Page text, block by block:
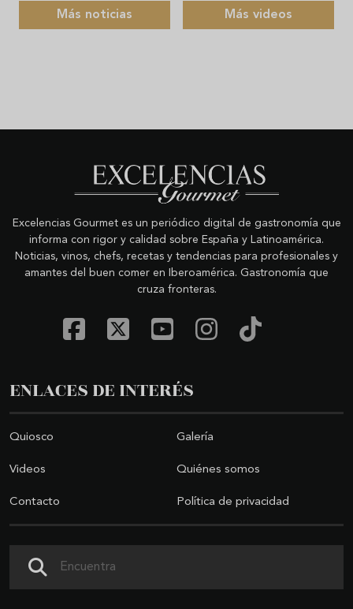
Más noticias Más videos
Excelencias Gourmet es un periódico digital de gastronomía que
informa con rigor y calidad sobre España y Latinoamérica.
Noticias, vinos, chefs, recetas y tendencias para profesionales y
amantes del buen comer en Iberoamérica. Gastronomía que
cruza fronteras.
ENLACES DE INTERÉS
Quiosco Galería
Videos Quiénes somos
Contacto Política de privacidad